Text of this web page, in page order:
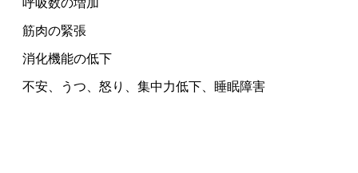
呼吸数の増加
筋肉の緊張
消化機能の低下
不安、うつ、怒り、集中力低下、睡眠障害